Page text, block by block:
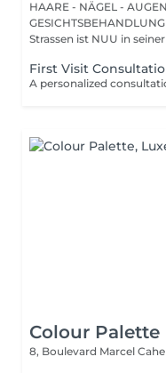
HAARE - NÄGEL -
Strassen ist NUU in
First Visit
Colour Palette
8, Boulevard Marcel